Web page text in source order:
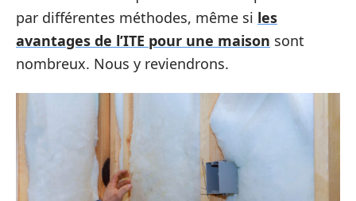
par différentes méthodes, même si les
avantages de l’ITE pour une maison sont
nombreux. Nous y reviendrons.